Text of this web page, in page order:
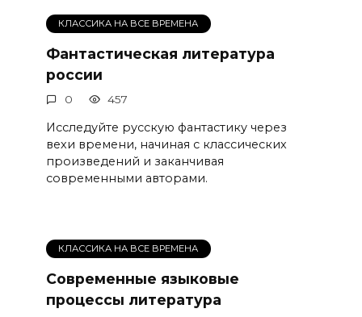
КЛАССИКА НА ВСЕ ВРЕМЕНА
Фантастическая литература
россии
0 457
Исследуйте русскую фантастику через
вехи времени, начиная с классических
произведений и заканчивая
современными авторами.
КЛАССИКА НА ВСЕ ВРЕМЕНА
Современные языковые
процессы литература